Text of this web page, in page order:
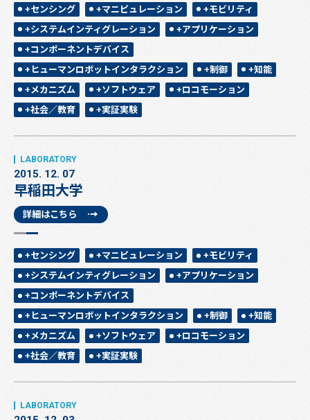
+センシング +マニピュレーション +モビリティ
+システムインティグレーション +アプリケーション
+コンポーネントデバイス
+ヒューマンロボットインタラクション +制御 +知能
+メカニズム +ソフトウェア +ロコモーション
+社会／教育 +実証実験
2015. 12. 07
早稲田大学
詳細はこちら
+センシング +マニピュレーション +モビリティ
+システムインティグレーション +アプリケーション
+コンポーネントデバイス
+ヒューマンロボットインタラクション +制御 +知能
+メカニズム +ソフトウェア +ロコモーション
+社会／教育 +実証実験